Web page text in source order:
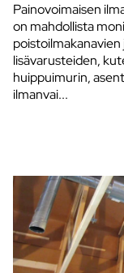
Painovoimaisen
on mahdollista
lisävarusteiden,
huippuimurin,
ilmanvai...